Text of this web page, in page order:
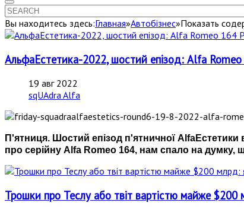
Вы находитесь здесь:Главная»Автобізнес»Показать
АльфаЕстетика-2022, шостий епізод: Alfa
19 авг 2022
sqUAdra Alfa
П'ятниця. Шостий епізод п'ятничної
про серійну Alfa Romeo 164, нам спало на думку,
Трошки про Теслу або твіт вартістю майже $200